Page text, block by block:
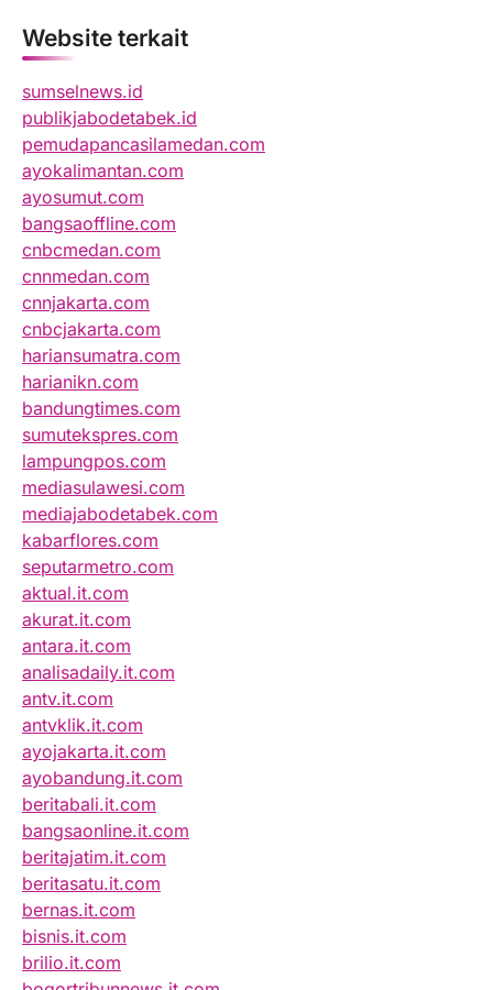
Website terkait
sumselnews.id
publikjabodetabek.id
pemudapancasilamedan.com
ayokalimantan.com
ayosumut.com
bangsaoffline.com
cnbcmedan.com
cnnmedan.com
cnnjakarta.com
cnbcjakarta.com
hariansumatra.com
harianikn.com
bandungtimes.com
sumutekspres.com
lampungpos.com
mediasulawesi.com
mediajabodetabek.com
kabarflores.com
seputarmetro.com
aktual.it.com
akurat.it.com
antara.it.com
analisadaily.it.com
antv.it.com
antvklik.it.com
ayojakarta.it.com
ayobandung.it.com
beritabali.it.com
bangsaonline.it.com
beritajatim.it.com
beritasatu.it.com
bernas.it.com
bisnis.it.com
brilio.it.com